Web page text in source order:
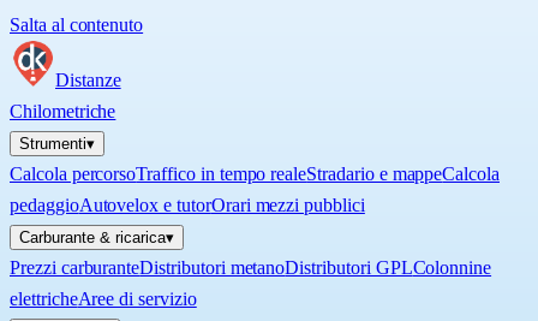
Salta al contenuto
Distanze
Chilometriche
Strumenti▾
Calcola percorsoTraffico in tempo realeStradario e mappeCalcola
pedaggioAutovelox e tutorOrari mezzi pubblici
Carburante & ricarica▾
Prezzi carburanteDistributori metanoDistributori GPLColonnine
elettricheAree di servizio